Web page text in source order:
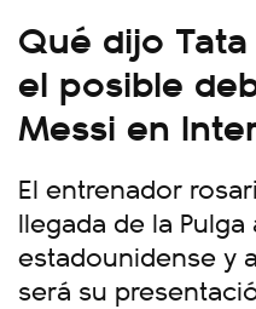
Qué dijo
el posible
Messi en
El entrenador
llegada de la
estadounidense y
será su